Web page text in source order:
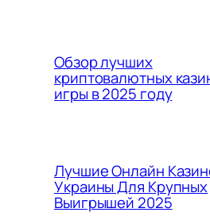
Обзор лучших
криптовалютных
игры в 2025 году
Лучшие Онлайн
Украины Для Крупных
Выигрышей 2025